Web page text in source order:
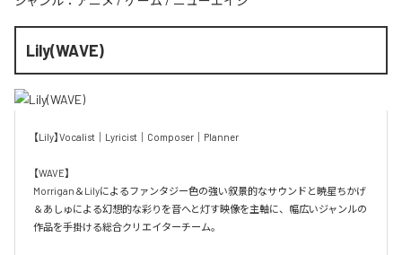
Lily(WAVE)
【Lily】Vocalist｜Lyricist｜Composer｜Planner
【WAVE】
Morrigan＆Lilyによるファンタジー色の強い叙景的なサウンドと暁星ちかげ
＆あしゅによる幻想的な彩りを音へと灯す映像を主軸に、幅広いジャンルの
作品を手掛ける総合クリエイターチーム。